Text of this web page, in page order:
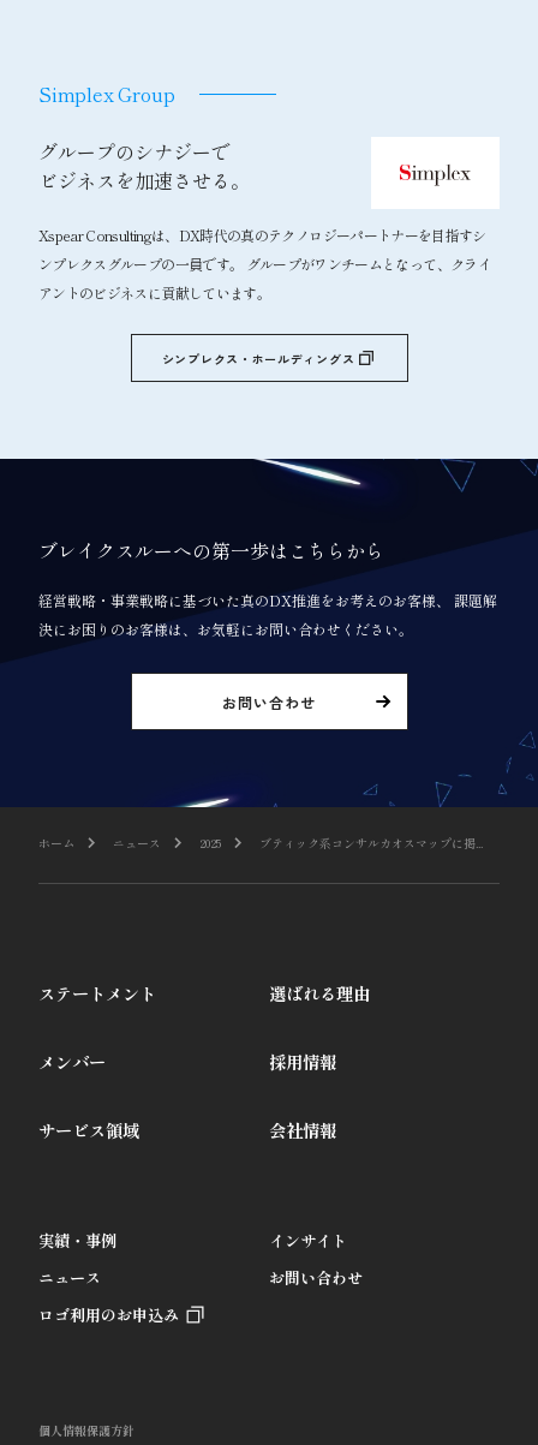
Simplex Group
グループのシナジーで
ビジネスを加速させる。
Xspear Consultingは、DX時代の真のテクノロジーパートナーを目指すシ
ンプレクスグループの一員です。 グループがワンチームとなって、クライ
アントのビジネスに貢献しています。
シンプレクス・ホールディングス
ブレイクスルーへの第一歩はこちらから
経営戦略・事業戦略に基づいた真のDX推進をお考えのお客様、 課題解
決にお困りのお客様は、お気軽にお問い合わせください。
お問い合わせ
ホーム ニュース 2025 ブティック系コンサルカオスマップに掲...
ステートメント 選ばれる理由
メンバー 採用情報
サービス領域 会社情報
実績・事例
インサイト
ニュース
お問い合わせ
ロゴ利用のお申込み
個人情報保護方針